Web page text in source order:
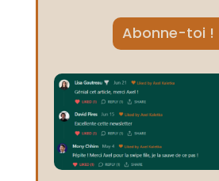
Abonne-toi !